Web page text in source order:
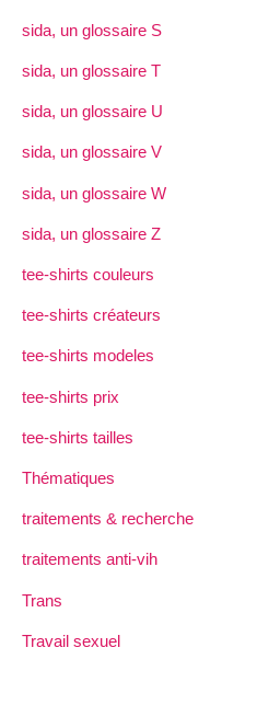
sida, un glossaire S
sida, un glossaire T
sida, un glossaire U
sida, un glossaire V
sida, un glossaire W
sida, un glossaire Z
tee-shirts couleurs
tee-shirts créateurs
tee-shirts modeles
tee-shirts prix
tee-shirts tailles
Thématiques
traitements & recherche
traitements anti-vih
Trans
Travail sexuel